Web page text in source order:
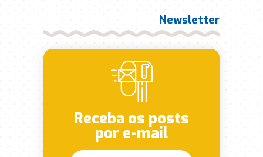
Newsletter
Receba os posts
por e-mail